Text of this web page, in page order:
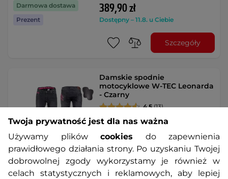
Darmowa dostawa
Prezent
389,90 zł
Dostępny – 11.8. u Ciebie
Szczegóły
Raty za 0%
Darmowa dostawa
Damskie spodnie
motocyklowe W-TEC Leonarda
- Czarny
4.5(13)
Minimalistyczny design, dżins
ochraniacze CE level …
529,90 zł
Dostępny – 11.8. u Ciebie
Twoja prywatność jest dla nas ważna
Używamy plików cookies do zapewnienia
prawidłowego działania strony. Po uzyskaniu Twojej
dobrowolnej zgody wykorzystamy je również w
celach statystycznych i reklamowych, aby lepiej